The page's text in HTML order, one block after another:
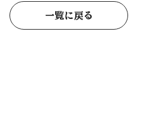
一覧に戻る